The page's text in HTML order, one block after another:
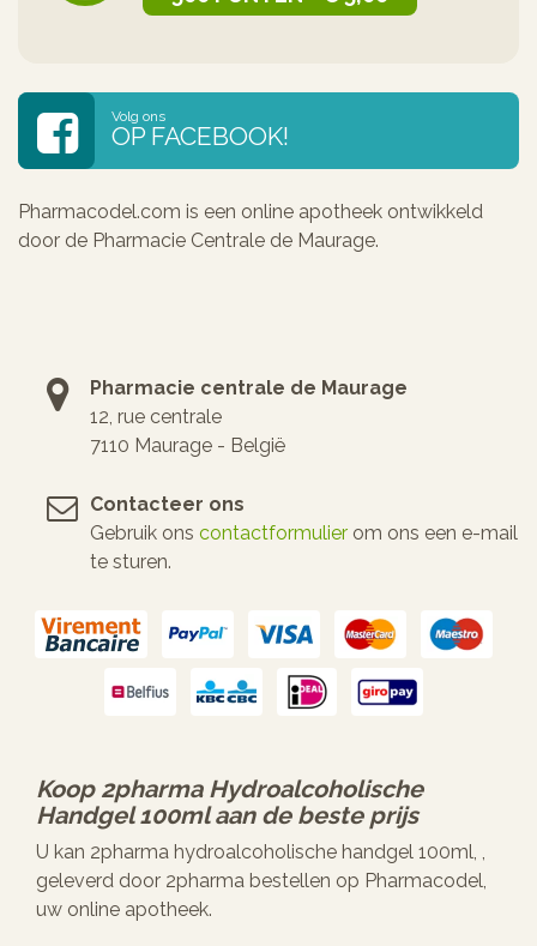
Volg ons
OP FACEBOOK!
Pharmacodel.com is een online apotheek ontwikkeld
door de Pharmacie Centrale de Maurage.
Pharmacie centrale de Maurage
12, rue centrale
7110 Maurage - België
Contacteer ons
Gebruik ons contactformulier om ons een e-mail
te sturen.
Koop 2pharma Hydroalcoholische
Handgel 100mlaan de beste prijs
U kan 2pharma hydroalcoholische handgel 100ml, ,
geleverd door 2pharma bestellen op Pharmacodel,
uw online apotheek.